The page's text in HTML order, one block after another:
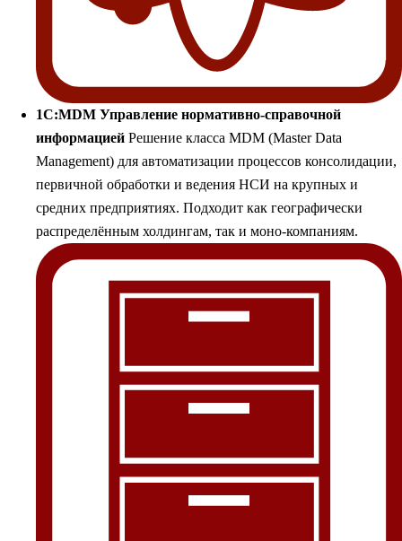
1С:MDM Управление нормативно-справочной
информацией Решение класса MDM (Master Data
Management) для автоматизации процессов консолидации,
первичной обработки и ведения НСИ на крупных и
средних предприятиях. Подходит как географически
распределённым холдингам, так и моно-компаниям.